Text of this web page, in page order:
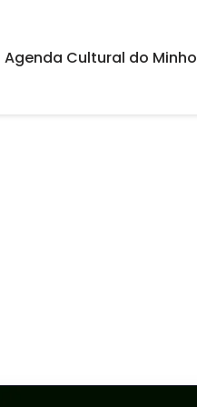
Agenda Cultural do Minho